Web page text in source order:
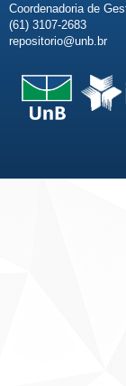
Coordenadoria de
(61) 3107-2683
repositorio@unb.br